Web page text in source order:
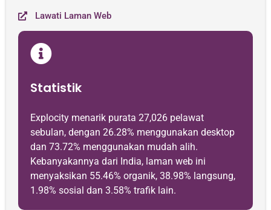
Lawati Laman Web
Statistik
Explocity menarik purata 27,026 pelawat
sebulan, dengan 26.28% menggunakan desktop
dan 73.72% menggunakan mudah alih.
Kebanyakannya dari India, laman web ini
menyaksikan 55.46% organik, 38.98% langsung,
1.98% sosial dan 3.58% trafik lain.